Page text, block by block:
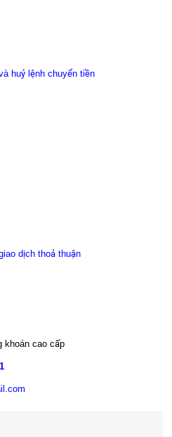
huỷ lệnh chuyển tiền
dịch thoả thuận
khoán cao cấp